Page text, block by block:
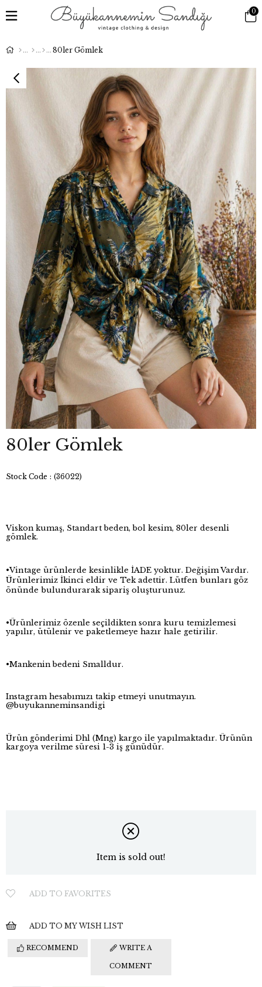
0
80ler Gömlek
80ler Gömlek
Stock Code (36022)
Viskon kumaş, Standart beden, bol kesim, 80ler desenli
gömlek.
•Vintage ürünlerde kesinlikle İADE yoktur. Değişim Vardır.
Ürünlerimiz İkinci eldir ve Tek adettir. Lütfen bunları göz
önünde bulundurarak sipariş oluşturunuz.
•Ürünlerimiz özenle seçildikten sonra kuru temizlemesi
yapılır, ütülenir ve paketlemeye hazır hale getirilir.
•Mankenin bedeni Smalldur.
Instagram hesabımızı takip etmeyi unutmayın.
@buyukanneminsandigi
Ürün gönderimi Dhl (Mng) kargo ile yapılmaktadır. Ürünün
kargoya verilme süresi 1-3 iş günüdür.
Item is sold out!
ADD TO FAVORITES
ADD TO MY WISH LIST
RECOMMEND WRITE A
COMMENT